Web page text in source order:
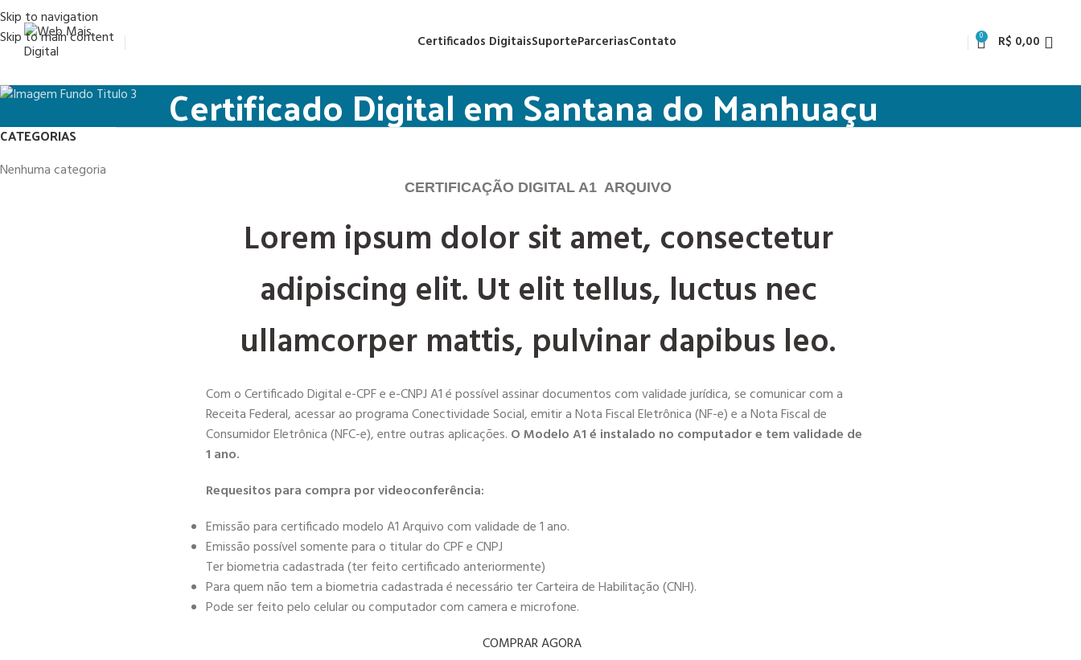
Skip to navigation
Skip to main content
Certificados DigitaisSuporteParceriasContato 0 R$ 0,00
Certificado Digital em Santana do Manhuaçu
CATEGORIAS
Nenhuma categoria
CERTIFICAÇÃO DIGITAL A1 ARQUIVO
Lorem ipsum dolor sit amet, consectetur
adipiscing elit. Ut elit tellus, luctus nec
ullamcorper mattis, pulvinar dapibus leo.
Com o Certificado Digital e-CPF e e-CNPJ A1 é possível assinar documentos com validade jurídica, se comunicar com a
Receita Federal, acessar ao programa Conectividade Social, emitir a Nota Fiscal Eletrônica (NF-e) e a Nota Fiscal de
Consumidor Eletrônica (NFC-e), entre outras aplicações. O Modelo A1 é instalado no computador e tem validade de
1 ano.
Requesitos para compra por videoconferência:
Emissão para certificado modelo A1 Arquivo com validade de 1 ano.
Emissão possível somente para o titular do CPF e CNPJ
Ter biometria cadastrada (ter feito certificado anteriormente)
Para quem não tem a biometria cadastrada é necessário ter Carteira de Habilitação (CNH).
Pode ser feito pelo celular ou computador com camera e microfone.
COMPRAR AGORA